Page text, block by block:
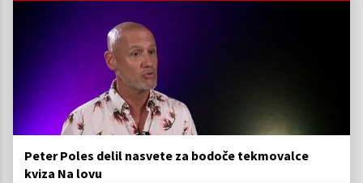
Peter Poles delil nasvete za bodoče tekmovalce
kviza Na lovu